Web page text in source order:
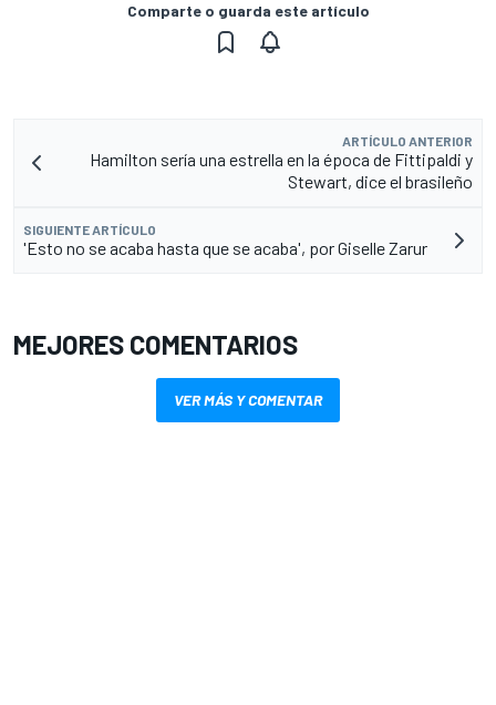
Comparte o guarda este artículo
ARTÍCULO ANTERIOR
Hamilton sería una estrella en la época de Fittipaldi y
Stewart, dice el brasileño
SIGUIENTE ARTÍCULO
'Esto no se acaba hasta que se acaba', por Giselle Zarur
MEJORES COMENTARIOS
VER MÁS Y COMENTAR